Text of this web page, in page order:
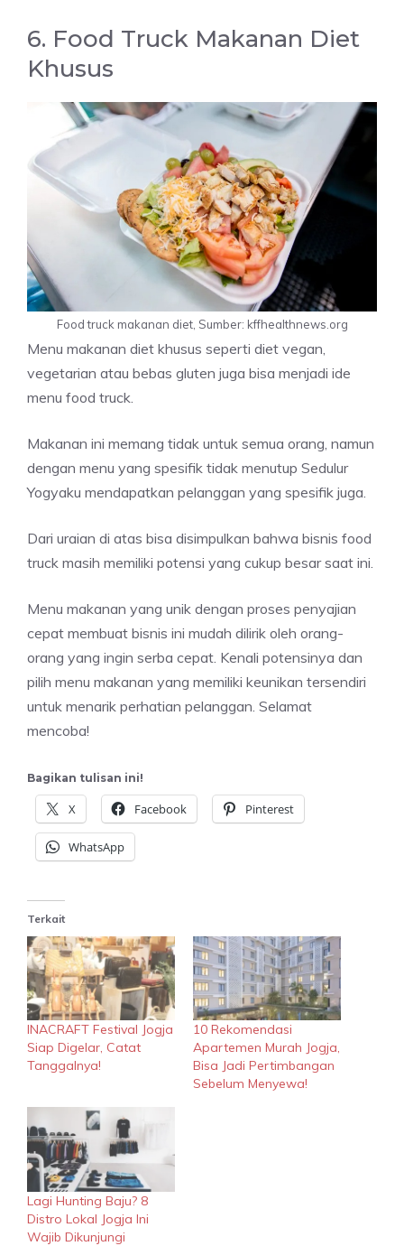
6. Food Truck Makanan Diet
Khusus
Food truck makanan diet, Sumber: kffhealthnews.org
Menu makanan diet khusus seperti diet vegan,
vegetarian atau bebas gluten juga bisa menjadi ide
menu food truck.
Makanan ini memang tidak untuk semua orang, namun
dengan menu yang spesifik tidak menutup Sedulur
Yogyaku mendapatkan pelanggan yang spesifik juga.
Dari uraian di atas bisa disimpulkan bahwa bisnis food
truck masih memiliki potensi yang cukup besar saat ini.
Menu makanan yang unik dengan proses penyajian
cepat membuat bisnis ini mudah dilirik oleh orang-
orang yang ingin serba cepat. Kenali potensinya dan
pilih menu makanan yang memiliki keunikan tersendiri
untuk menarik perhatian pelanggan. Selamat
mencoba!
Bagikan tulisan ini!
X Facebook Pinterest
WhatsApp
Terkait
INACRAFT Festival Jogja
Siap Digelar, Catat
Tanggalnya!
10 Rekomendasi
Apartemen Murah Jogja,
Bisa Jadi Pertimbangan
Sebelum Menyewa!
Lagi Hunting Baju? 8
Distro Lokal Jogja Ini
Wajib Dikunjungi